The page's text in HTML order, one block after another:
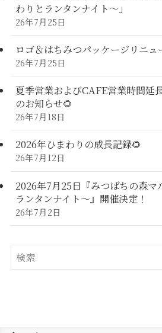
わりとランタンナイト〜」
26年7月25日
ロゴ＆はちみつパッケージリニュ
26年7月25日
夏季営業およびCAFE営業時間延
のお知らせ🌻
26年7月18日
2026年ひまわりの成長記録🌻
26年7月12日
2026年7月25日『みつばちの森マ
ランタンナイト～』開催決定！
26年7月2日